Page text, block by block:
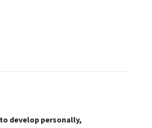
develop personally,